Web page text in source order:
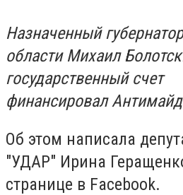
Назначенный
области Михаил
государственный счет
финансировал
Об этом написала
"УДАР" Ирина
странице в Facebook.